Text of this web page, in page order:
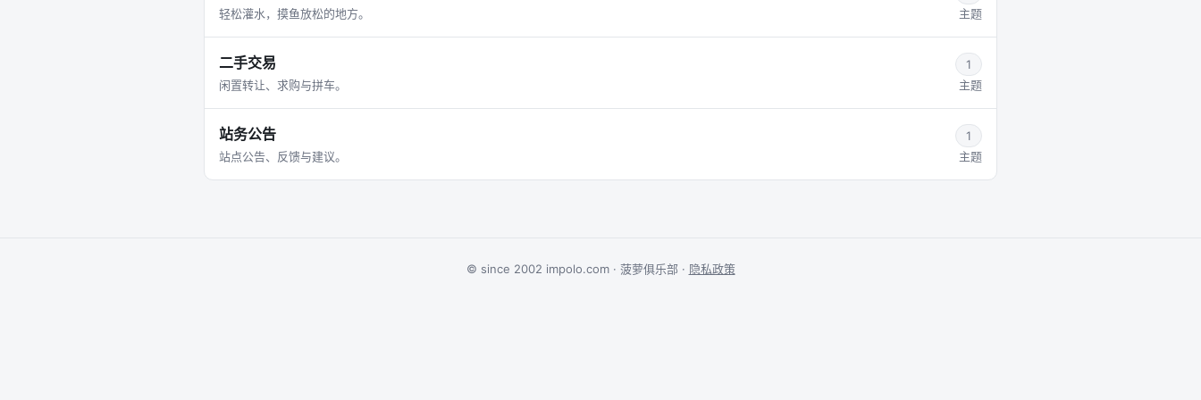
轻松灌水，摸鱼放松的地方。
主题
二手交易
闲置转让、求购与拼车。
1
主题
站务公告
站点公告、反馈与建议。
1
主题
© since 2002 impolo.com · 菠萝俱乐部 · 隐私政策